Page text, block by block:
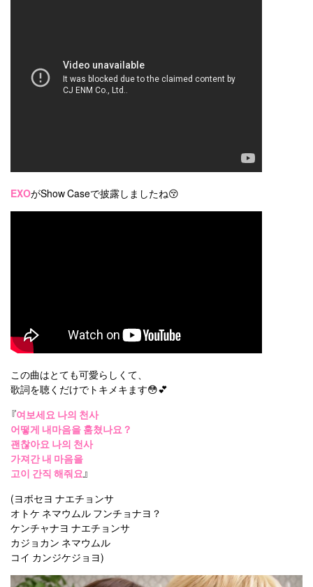
EXOがShow Caseで披露しましたね😚
この曲はとても可愛らしくて、
歌詞を聴くだけでトキメキます😳💕
『여보세요 나의 천사
어떻게 내마음을 훔쳤나요？
괜찮아요 나의 천사
가져간 내 마음을
고이 간직 해줘요』
(ヨボセヨ ナエチョンサ
オトケ ネマウムル フンチョナヨ？
ケンチャナヨ ナエチョンサ
カジョカン ネマウムル
コイ カンジケジョヨ)